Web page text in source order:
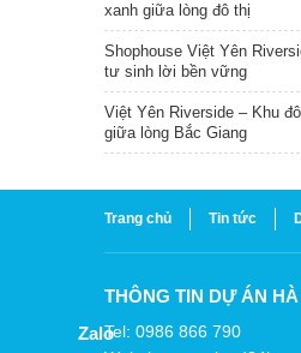
xanh giữa lòng đô thị
Shophouse Việt Yên
tư sinh lời bền vững
Việt Yên Riverside – Khu
giữa lòng Bắc Giang
Trang chủ Tin tức
THÔNG TIN DỰ ÁN
Tel: 0986 866 790
Zalo